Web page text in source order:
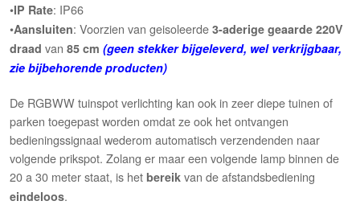
•IP Rate: IP66
•Aansluiten: Voorzien van geisoleerde3-aderige geaarde 220V
draad van85 cm (geen stekker bijgeleverd, wel verkrijgbaar,
zie bijbehorende producten)
De RGBWW tuinspot verlichting kan ook in zeer diepe tuinen of
parken toegepast worden omdat ze ook het ontvangen
bedieningssignaal wederom automatisch verzendenden naar
volgende prikspot. Zolang er maar een volgende lamp binnen de
20 a 30 meter staat, is hetbereik van de afstandsbediening
eindeloos.